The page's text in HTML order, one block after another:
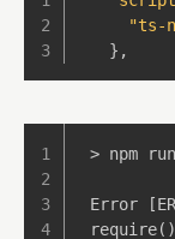
"ts-
} ,
> npm
Error